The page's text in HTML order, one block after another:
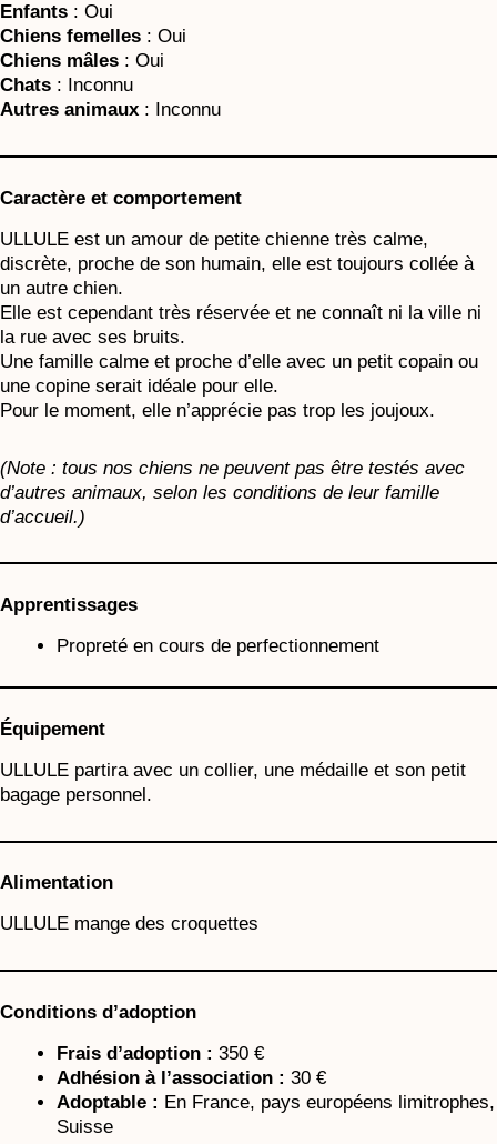
Enfants : Oui
Chiens femelles : Oui
Chiens mâles : Oui
Chats : Inconnu
Autres animaux : Inconnu
Caractère et comportement
ULLULE est un amour de petite chienne très calme,
discrète, proche de son humain, elle est toujours collée à
un autre chien.
Elle est cependant très réservée et ne connaît ni la ville ni
la rue avec ses bruits.
Une famille calme et proche d’elle avec un petit copain ou
une copine serait idéale pour elle.
Pour le moment, elle n’apprécie pas trop les joujoux.
(Note : tous nos chiens ne peuvent pas être testés avec
d’autres animaux, selon les conditions de leur famille
d’accueil.)
Apprentissages
Propreté en cours de perfectionnement
Équipement
ULLULE partira avec un collier, une médaille et son petit
bagage personnel.
Alimentation
ULLULE mange des croquettes
Conditions d’adoption
Frais d’adoption : 350 €
Adhésion à l’association : 30 €
Adoptable : En France, pays européens limitrophes,
Suisse